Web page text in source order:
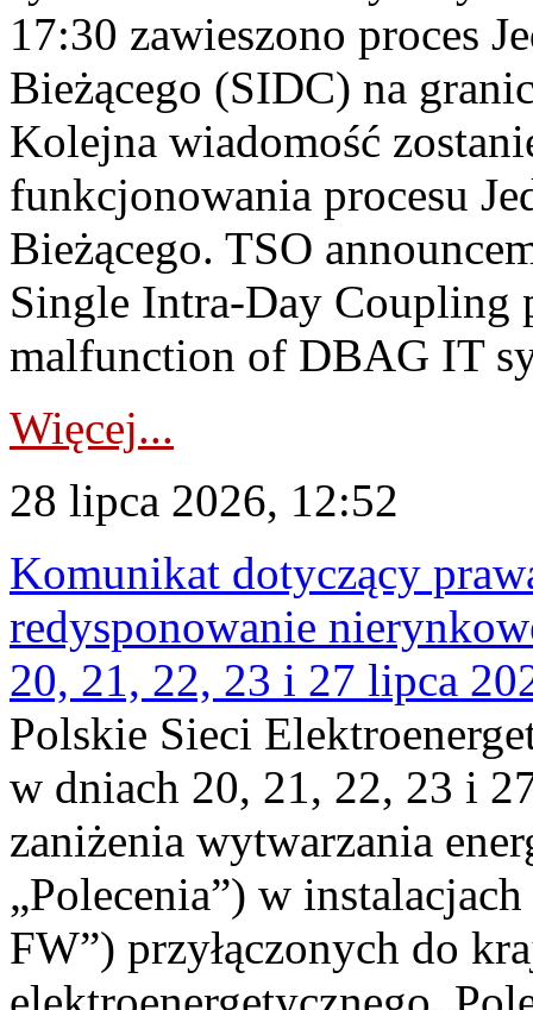
17:30 zawieszono proces
Bieżącego (SIDC) na
Kolejna wiadomość
funkcjonowania procesu
Bieżącego. TSO
Single Intra-Day Coupling
malfunction of DBAG IT
Więcej...
28 lipca 2026, 12:52
Komunikat dotyczący
redysponowanie
20, 21, 22, 23 i 27 lipca
Polskie Sieci
w dniach 20, 21, 22, 23 i
zaniżenia wytwarzania
„Polecenia”) w
FW”) przyłączonych do